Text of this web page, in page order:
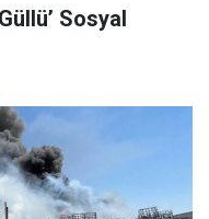
Sosyal